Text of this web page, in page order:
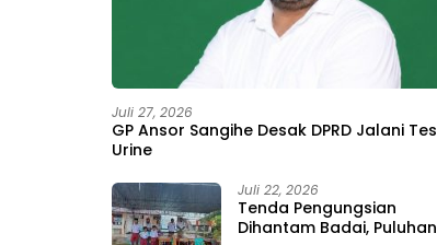
Juli 27, 2026
GP Ansor Sangihe Desak DPRD Jalani Tes
Urine
Juli 22, 2026
Tenda Pengungsian
Dihantam Badai, Puluhan